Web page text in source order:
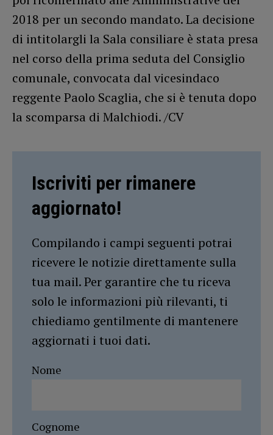
2018 per un secondo mandato. La decisione
di intitolargli la Sala consiliare è stata presa
nel corso della prima seduta del Consiglio
comunale, convocata dal vicesindaco
reggente Paolo Scaglia, che si è tenuta dopo
la scomparsa di Malchiodi. /CV
Iscriviti per rimanere
aggiornato!
Compilando i campi seguenti potrai
ricevere le notizie direttamente sulla
tua mail. Per garantire che tu riceva
solo le informazioni più rilevanti, ti
chiediamo gentilmente di mantenere
aggiornati i tuoi dati.
Nome
Cognome